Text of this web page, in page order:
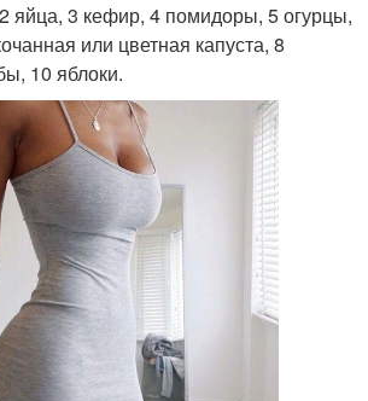
2 яйца, 3 кефир, 4 помидоры, 5 огурцы,
или цветная капуста, 8
10 яблоки.